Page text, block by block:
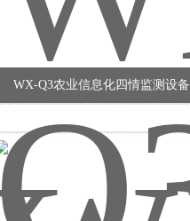
WX-Q3农业信息化四情监测设备